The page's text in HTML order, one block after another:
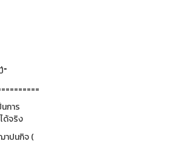
"
การ
ด้จริง
าปนกิจ (